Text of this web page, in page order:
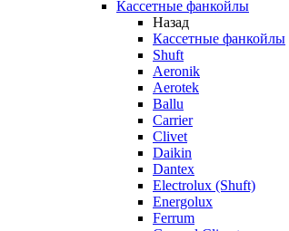
Кассетные фанкойлы
Назад
Кассетные фанкойлы
Shuft
Aeronik
Aerotek
Ballu
Carrier
Clivet
Daikin
Dantex
Electrolux (Shuft)
Energolux
Ferrum